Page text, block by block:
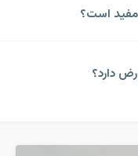
مفید است؟
دارد؟